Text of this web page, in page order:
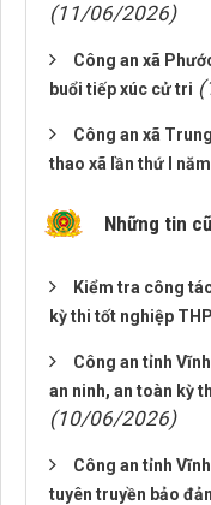
(11/06/2026)
Công an xã
buổi tiếp xúc cử tri
Công an xã
thao xã lần thứ I
Những tin
Kiểm tra công
kỳ thi tốt nghiệp
Công an tỉnh
an ninh, an toàn kỳ
(10/06/2026)
Công an tỉnh
tuyên truyền bảo